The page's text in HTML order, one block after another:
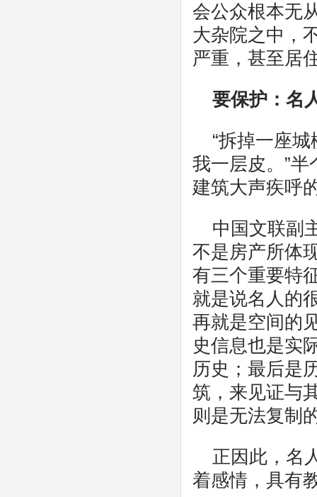
会公众根本无
大杂院之中，
严重，甚至居
要保护：名
“拆掉一座
我一层皮。”
建筑大声疾呼
中国文联副
不是房产所体
有三个重要特
就是说名人的
再就是空间的
史信息也是实
历史；最后是
筑，来见证与
则是无法复制
正因此，名
着感情，具有